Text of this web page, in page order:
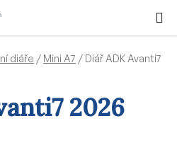
KOŠÍK
diáře / Mini A7 / Diář ADK Avanti7
2026